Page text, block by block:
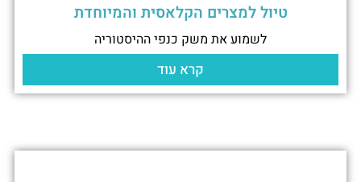
טיול למצרים הקלאסית והמיוחדת
לשמוע את משק כנפי ההיסטוריה
קרא עוד